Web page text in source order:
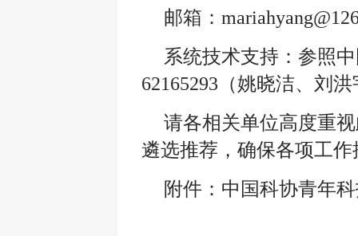
邮箱：
系统技术支持：参照
62165293（姚晓洁、刘
请各相关单位高度重
遴选推荐，确保各项工
附件：中国科协青年